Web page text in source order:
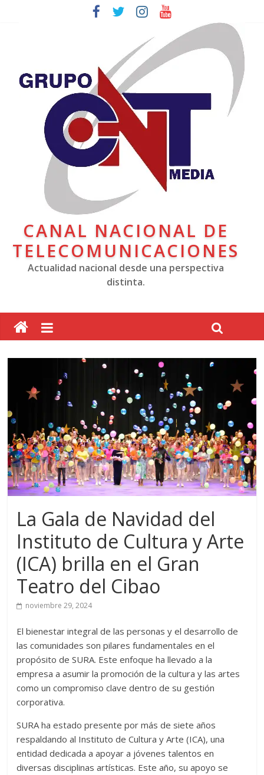
CANAL NACIONAL DE
TELECOMUNICACIONES
Actualidad nacional desde una perspectiva
distinta.
La Gala de Navidad del
Instituto de Cultura y Arte
(ICA) brilla en el Gran
Teatro del Cibao
noviembre 29, 2024
El bienestar integral de las personas y el desarrollo de
las comunidades son pilares fundamentales en el
propósito de SURA. Este enfoque ha llevado a la
empresa a asumir la promoción de la cultura y las artes
como un compromiso clave dentro de su gestión
corporativa.
SURA ha estado presente por más de siete años
respaldando al Instituto de Cultura y Arte (ICA), una
entidad dedicada a apoyar a jóvenes talentos en
diversas disciplinas artísticas. Este año, su apoyo se